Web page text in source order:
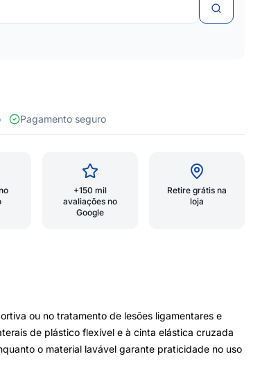
Pagamento seguro
+150 mil
avaliações no
Google
Retire grátis na
loja
ou no tratamento de lesões ligamentares e
de plástico flexível e à cinta elástica cruzada
o material lavável garante praticidade no uso